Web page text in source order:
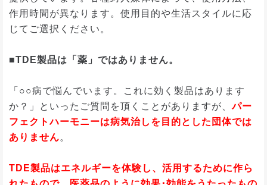
作用時間が異なります。使用目的や生活スタイルに応
じてご選択ください。
■TDE製品は「薬」ではありません。
「○○病で悩んでいます。これに効く製品はあります
か？」といったご質問を頂くことがありますが、パー
フェクトハーモニーは病気治しを目的とした団体では
ありません。
TDE製品はエネルギーを体験し、活用するために作ら